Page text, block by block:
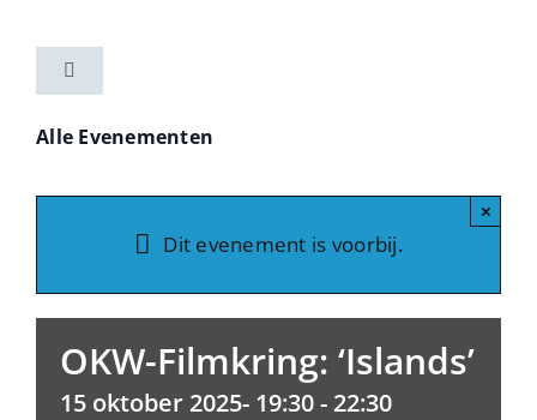
naar
inhoudToggle
Home
Vereniging
Nieuwsbrieven
Alle Evenementen
Dit evenement is voorbij.
×
OKW-Filmkring: ‘Islands’
15 oktober 2025- 19:30- 22:30